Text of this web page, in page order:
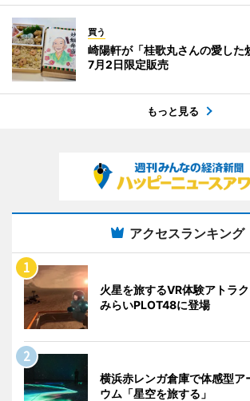
買う
崎陽軒が「桂歌丸さんの愛し
7月2日限定販売
もっと見る
アクセスランキング
火星を旅するVR体験アトラ
みらいPLOT48に登場
横浜赤レンガ倉庫で体感型ア
ウム「星空を旅する」